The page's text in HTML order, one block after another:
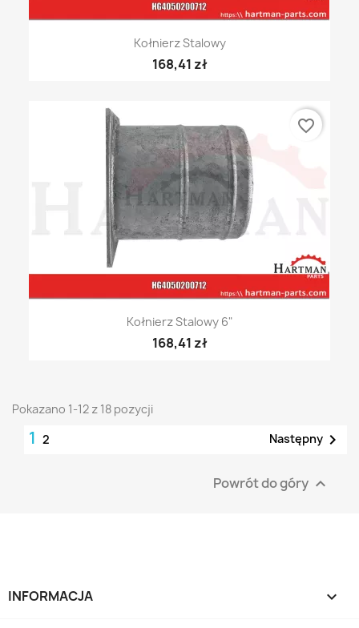
Kołnierz Stalowy
168,41 zł
Kołnierz Stalowy 6"
168,41 zł
favorite_border
Pokazano 1-12 z 18 pozycji
1 2 Następny 
Powrót do góry 
INFORMACJA 